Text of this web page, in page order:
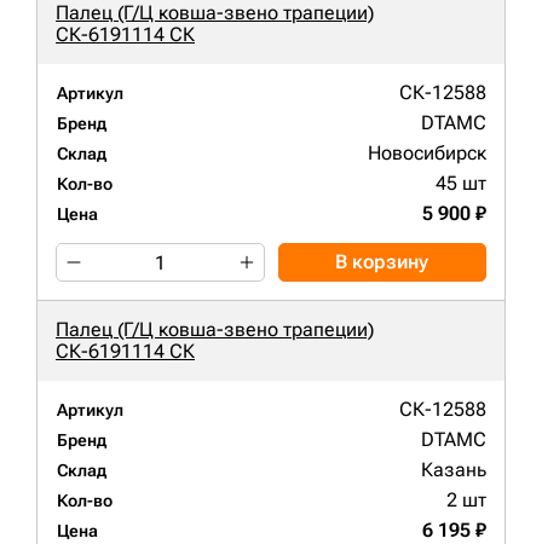
Палец (Г/Ц ковша-звено трапеции)
СК-6191114 СК
Артикул СК-12588
Бренд DTAMC
Склад Новосибирск
Кол-во 45 шт
Цена 5 900 ₽
В корзину
Палец (Г/Ц ковша-звено трапеции)
СК-6191114 СК
Артикул СК-12588
Бренд DTAMC
Склад Казань
Кол-во 2 шт
Цена 6 195 ₽